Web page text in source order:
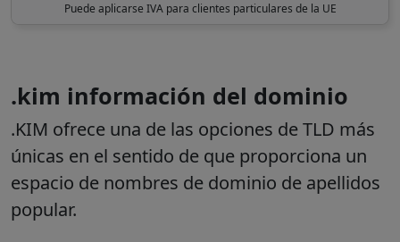
Puede aplicarse IVA para clientes particulares de la UE
.kim información del dominio
.KIM ofrece una de las opciones de TLD más
únicas en el sentido de que proporciona un
espacio de nombres de dominio de apellidos
popular.